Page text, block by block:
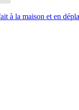
à la maison et en